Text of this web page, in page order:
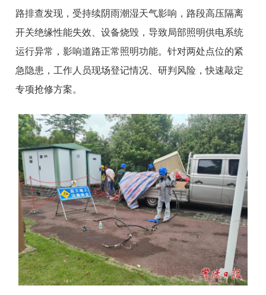
路排查发现，受持续阴雨潮湿天气影响，路段高压隔离
开关绝缘性能失效、设备烧毁，导致局部照明供电系统
运行异常，影响道路正常照明功能。针对两处点位的紧
急隐患，工作人员现场登记情况、研判风险，快速敲定
专项抢修方案。